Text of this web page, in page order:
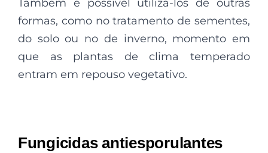
Também é possível utilizá-los de outras
formas, como no tratamento de sementes,
do solo ou no de inverno, momento em
que as plantas de clima temperado
entram em repouso vegetativo.
Fungicidas antiesporulantes